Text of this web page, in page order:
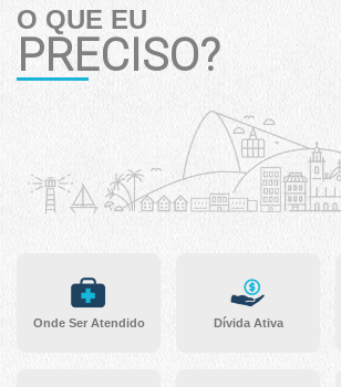
O QUE EU
PRECISO?
Onde Ser Atendido Dívida Ativa